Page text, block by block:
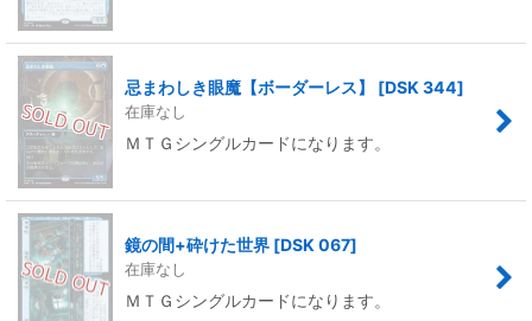
忌まわしき眼魔【ボーダーレス】 [DSK 344]
在庫なし
ＭＴＧシングルカードになります。
鏡の間+砕けた世界 [DSK 067]
在庫なし
ＭＴＧシングルカードになります。